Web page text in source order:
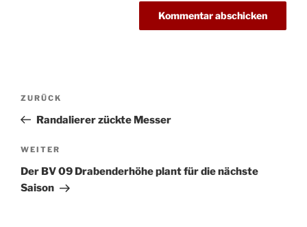
Beitragsnavigation
Vorheriger
Beitrag
ZURÜCK
Randalierer zückte Messer
Nächster
Beitrag
WEITER
Der BV 09 Drabenderhöhe plant für die nächste
Saison